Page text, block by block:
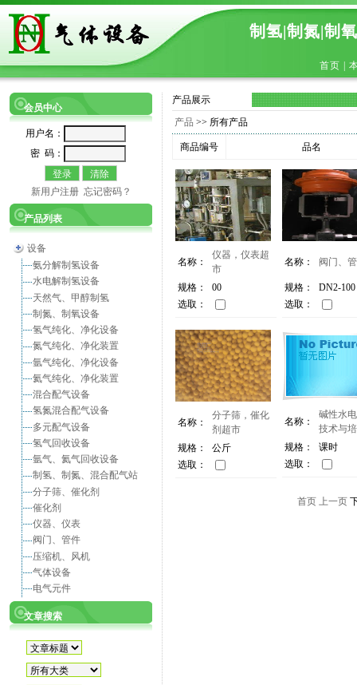
制氢|制氮|制
首页
会员中心
用户名：
密 码：
新用户注册 忘记密码？
产品列表
设备
氨分解制氢设备
水电解制氢设备
天然气、甲醇制氢
制氮、制氧设备
氢气纯化、净化设备
氮气纯化、净化装置
氩气纯化、净化设备
氦气纯化、净化装置
混合配气设备
氢氮混合配气设备
多元配气设备
氢气回收设备
氩气、氦气回收设备
制氢、制氮、混合配气站
分子筛、催化剂
催化剂
仪器、仪表
阀门、管件
压缩机、风机
气体设备
电气元件
文章搜索
产品展示
产品 >> 所有产品
商品编号 品名
名称：
仪器，仪表超
市
规格：
00
选取：
名称： 阀门、
规格：
DN2-100
选取：
名称：
分子筛，催化
剂超市
规格：
公斤
选取：
名称：
碱性水
技术与
规格：
课时
选取：
首页 上一页